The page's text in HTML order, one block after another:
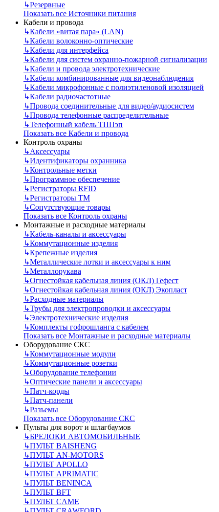
↳Резервные
Показать все Источники питания
Кабели и провода
↳Кабели «витая пара» (LAN)
↳Кабели волоконно-оптические
↳Кабели для интерфейса
↳Кабели для систем охранно-пожарной сигнализации
↳Кабели и провода электротехнические
↳Кабели комбинированные для видеонаблюдения
↳Кабели микрофонные с полиэтиленовой изоляцией
↳Кабели радиочастотные
↳Провода соединительные для видео/аудиосистем
↳Провода телефонные распределительные
↳Телефонный кабель ТППэп
Показать все Кабели и провода
Контроль охраны
↳Аксессуары
↳Идентификаторы охранника
↳Контрольные метки
↳Программное обеспечение
↳Регистраторы RFID
↳Регистраторы ТМ
↳Сопутствующие товары
Показать все Контроль охраны
Монтажные и расходные материалы
↳Кабель-каналы и аксессуары
↳Коммутационные изделия
↳Крепежные изделия
↳Металлические лотки и аксессуары к ним
↳Металлорукава
↳Огнестойкая кабельная линия (ОКЛ) Гефест
↳Огнестойкая кабельная линия (ОКЛ) Экопласт
↳Расходные материалы
↳Трубы для электропроводки и аксессуары
↳Электротехнические изделия
↳Комплекты гофрошланга с кабелем
Показать все Монтажные и расходные материалы
Оборудование СКС
↳Коммутационные модули
↳Коммутационные розетки
↳Оборудование телефонии
↳Оптические панели и аксессуары
↳Патч-корды
↳Патч-панели
↳Разъемы
Показать все Оборудование СКС
Пульты для ворот и шлагбаумов
↳БРЕЛОКИ АВТОМОБИЛЬНЫЕ
↳ПУЛЬТ BAISHENG
↳ПУЛЬТ AN-MOTORS
↳ПУЛЬТ APOLLO
↳ПУЛЬТ APRIMATIC
↳ПУЛЬТ BENINCA
↳ПУЛЬТ BFT
↳ПУЛЬТ CAME